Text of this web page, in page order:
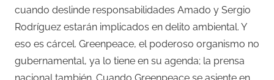
cuando deslinde responsabilidades Amado y Sergio
Rodríguez estarán implicados en delito ambiental. Y
eso es cárcel. Greenpeace, el poderoso organismo no
gubernamental, ya lo tiene en su agenda; la prensa